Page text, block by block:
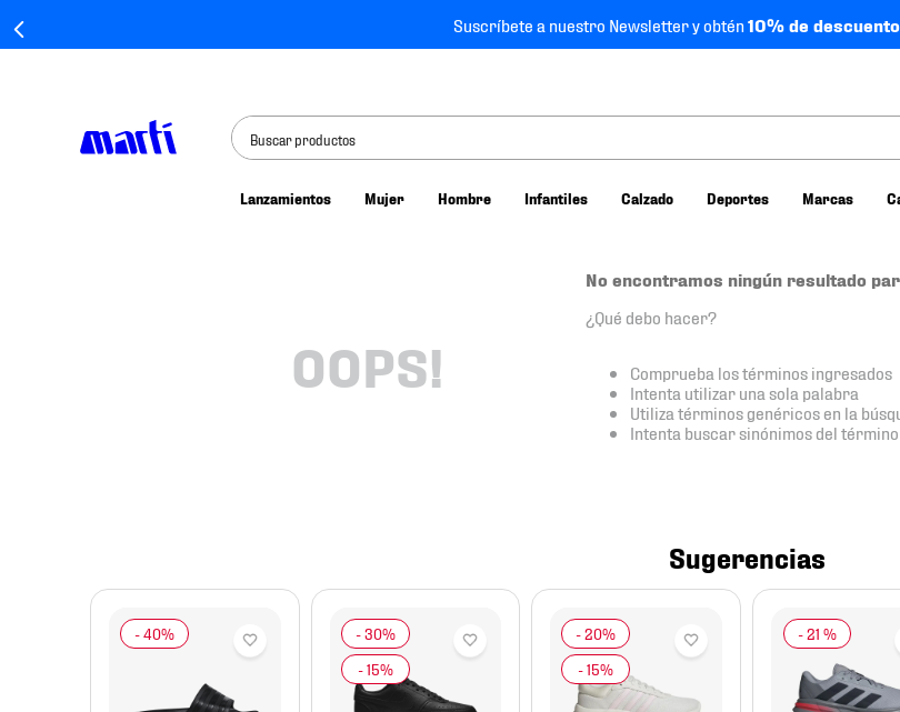
Suscríbete a nuestro Newsletter y obtén10% de
Buscar productos
Lanzamientos Mujer Hombre Infantiles Calzado Deportes Marcas
OOPS!
No encontramos ningún resultado
¿Qué debo hacer?
Comprueba los términos ingresados
Intenta utilizar una sola palabra
Utiliza términos genéricos en la
Intenta buscar sinónimos del
Sugerencias
-21 %
tenis nike